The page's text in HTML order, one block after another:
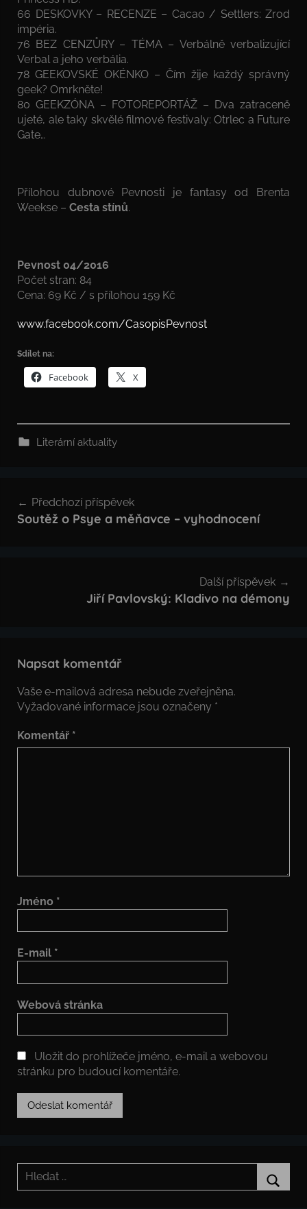
66 DESKOVKY – RECENZE – Cacao / Settlers: Zrod
impéria.
76 BEZ CENZŮRY – TÉMA – Verbálně verbalizující
Verbal a jeho verbália.
78 GEEKOVSKÉ OKÉNKO – Čím žije každý správný
geek? Omrkněte!
80 GEEKZÓNA – FOTOREPORTÁŽ – Dva zatraceně
ujeté, ale taky skvělé filmové festivaly: Otrlec a Future
Gate…
Přílohou dubnové Pevnosti je fantasy od Brenta
Weekse – Cesta stínů.
Pevnost 04/2016
Počet stran: 84
Cena: 69 Kč / s přílohou 159 Kč
www.facebook.com/CasopisPevnost
Sdílet na:
Facebook X
Literární aktuality
pro
Předchozí příspěvek
Soutěž o Psye a měňavce – vyhodnocení
Další příspěvek
Jiří Pavlovský: Kladivo na démony
Napsat komentář
Vaše e-mailová adresa nebude zveřejněna.
Vyžadované informace jsou označeny *
Komentář *
Jméno *
E-mail *
Webová stránka
Uložit do prohlížeče jméno, e-mail a webovou
stránku pro budoucí komentáře.
Hledat: